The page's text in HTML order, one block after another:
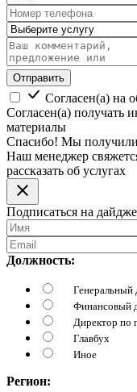
Отправить
Согласен(а) на
Согласен(а) получать
материалы
Спасибо! Мы
Наш менеджер
рассказать об услугах
Подписаться на
Должность:
Генеральный
Финансовый
Директор по
Главбух
Иное
Регион: